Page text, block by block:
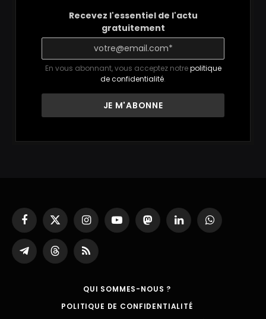
Recevez l'essentiel de l'actu
gratuitement
En vous abonnant, vous acceptez notrepolitique
de confidentialité.
Facebook
X
(Twitter)
InstagramYouTubeMastodonLinkedInWhatsApp
Partager
sur
ThreadsRSS
QUI SOMMES-NOUS ?
POLITIQUE DE CONFIDENTIALITÉ